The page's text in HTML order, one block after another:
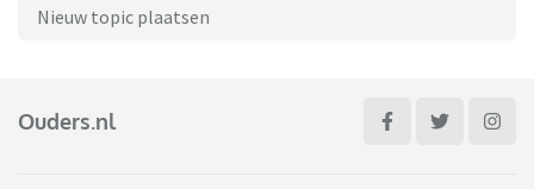
Nieuw topic plaatsen
Ouders.nl